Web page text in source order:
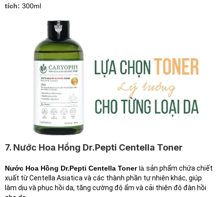
tích: 300ml
7. Nước Hoa Hồng Dr.Pepti Centella Toner
Nước Hoa Hồng Dr.Pepti Centella Tonerlà sản phẩm chứa chiết
xuất từ Centella Asiatica và các thành phần tự nhiên khác, giúp
làm dịu và phục hồi da, tăng cường độ ẩm và cải thiện độ đàn hồi